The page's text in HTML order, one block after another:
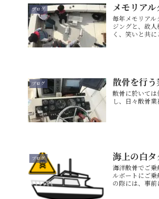
ブログ メモリア
毎年メモリア
ジングと、故
く、笑いと共
ブログ 散骨を行
散骨に於いて
し、日々散骨
ブログ 海上の白
海洋散骨でご
ルボートにご
の際には、事前